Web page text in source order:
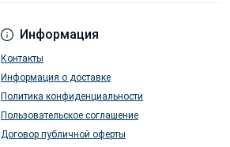
Информация
Контакты
Информация о доставке
Политика конфиденциальности
Пользовательское соглашение
Договор публичной оферты